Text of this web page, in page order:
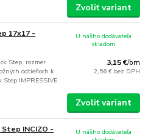
Zvoliť variant
17x17 -
Step, rozmer
odtieňoch k
Step IMPRESSIVE.
3,15 €/bm
2,56 € bez DPH
U nášho dodávateľa
skladom
Zvoliť variant
INCIZO -
U nášho dodávateľa